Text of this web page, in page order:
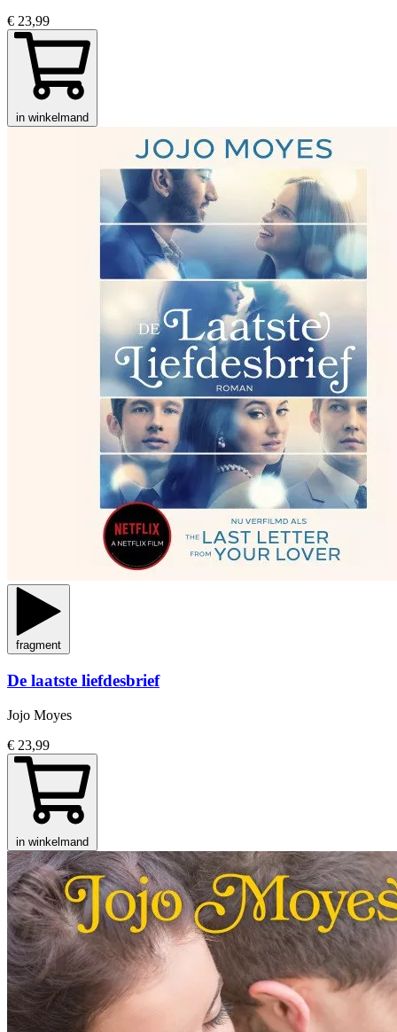
€ 23,99
in winkelmand
fragment
De laatste liefdesbrief
Jojo Moyes
€ 23,99
in winkelmand